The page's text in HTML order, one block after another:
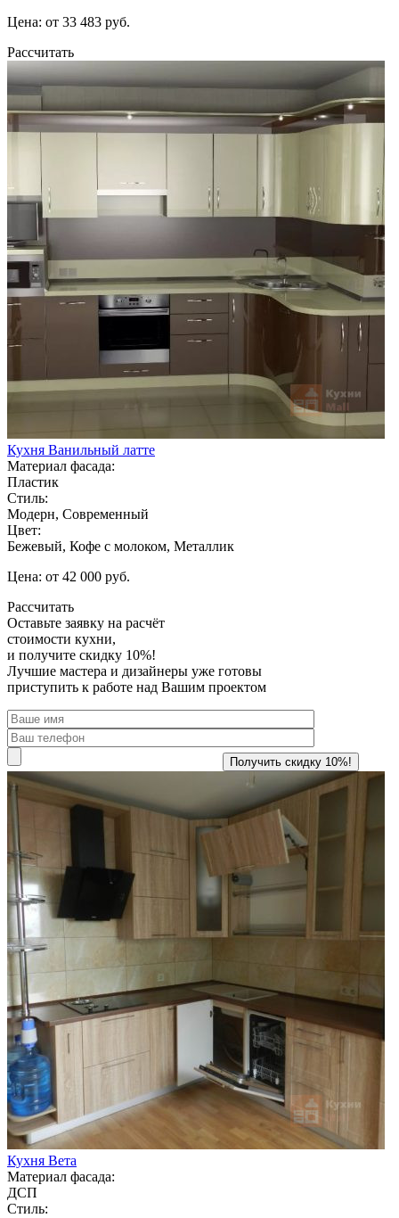
Цена: от 33 483 руб.
Рассчитать
Кухня Ванильный латте
Материал фасада:
Пластик
Стиль:
Модерн, Современный
Цвет:
Бежевый, Кофе с молоком, Металлик
Цена: от 42 000 руб.
Рассчитать
Оставьте заявку на расчёт
стоимости кухни,
и получите скидку 10%!
Лучшие мастера и дизайнеры уже готовы
приступить к работе над Вашим проектом
Кухня Вета
Материал фасада:
ДСП
Стиль: